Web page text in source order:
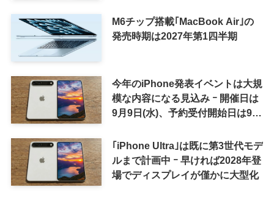
M6チップ搭載｢MacBook Air｣の
発売時期は2027年第1四半期
今年のiPhone発表イベントは大規
模な内容になる見込み ｰ 開催日は
9月9日(水)、予約受付開始日は9月
｢iPhone Ultra｣は既に第3世代モデ
ルまで計画中 ｰ 早ければ2028年登
場でディスプレイが僅かに大型化